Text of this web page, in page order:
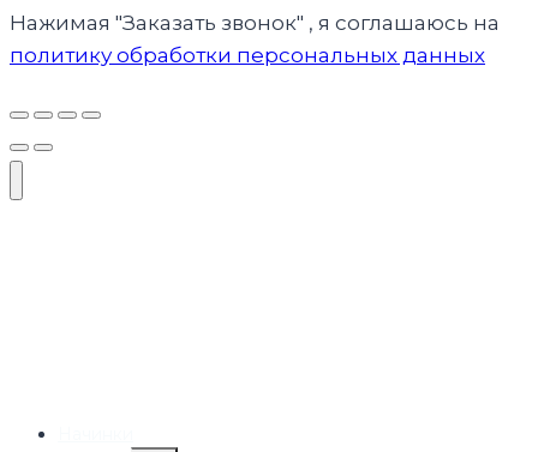
Нажимая "Заказать звонок" , я соглашаюсь на
политику обработки персональных данных